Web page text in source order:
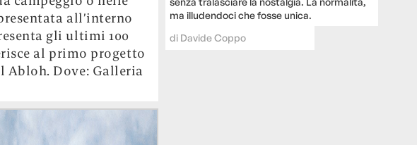
all’interno
gli ultimi 100
al primo progetto
Abloh. Dove: Galleria
ma illudendoci che fosse unica.
di Davide Coppo